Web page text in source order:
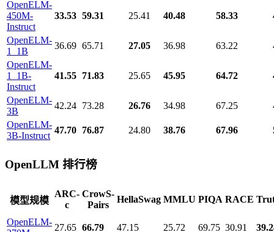
OpenELM-
450M-
Instruct
33.53 59.31 25.41 40.48 58.33
OpenELM-
1_1B
36.69 65.71 27.05 36.98 63.22
OpenELM-
1_1B-
Instruct
41.55 71.83 25.65 45.95 64.72
OpenELM-
3B
42.24 73.28 26.76 34.98 67.25
OpenELM-
3B-Instruct
47.70 76.87 24.80 38.76 67.96
OpenLLM 排行榜
模型规模
ARC-
c
CrowS-
Pairs
HellaSwag MMLU PIQA RACE
OpenELM-
27.65 66.79 47.15 25.72 69.75 30.91